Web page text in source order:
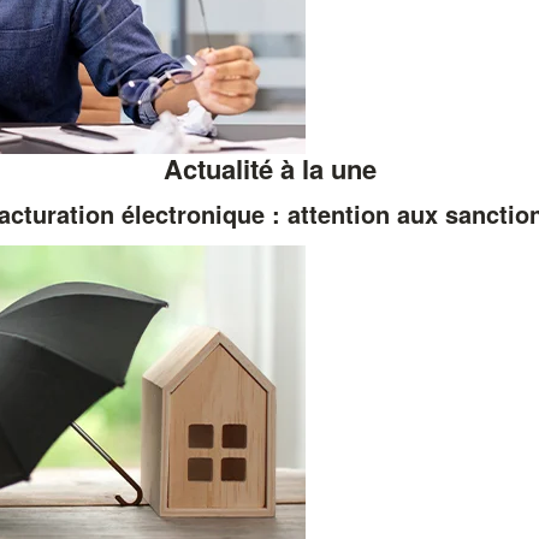
Actualité à la une
électronique : attention aux